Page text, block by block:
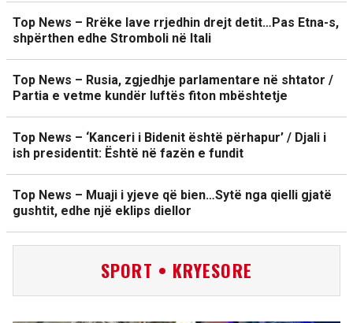
Top News – Rrëke lave rrjedhin drejt detit…Pas Etna-s,
shpërthen edhe Stromboli në Itali
Top News – Rusia, zgjedhje parlamentare në shtator /
Partia e vetme kundër luftës fiton mbështetje
Top News – ‘Kanceri i Bidenit është përhapur’ / Djali i
ish presidentit: Është në fazën e fundit
Top News – Muaji i yjeve që bien…Sytë nga qielli gjatë
gushtit, edhe një eklips diellor
SPORT • KRYESORE